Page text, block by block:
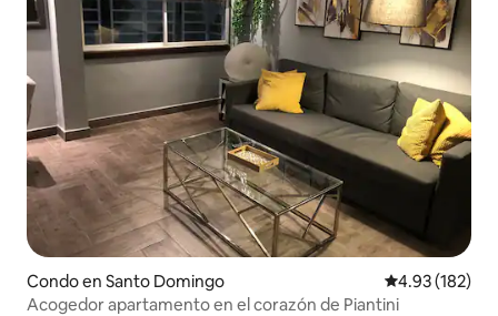
Condo en Santo Domingo Calificación
4.93 (182)
Acogedor apartamento en el corazón de Piantini